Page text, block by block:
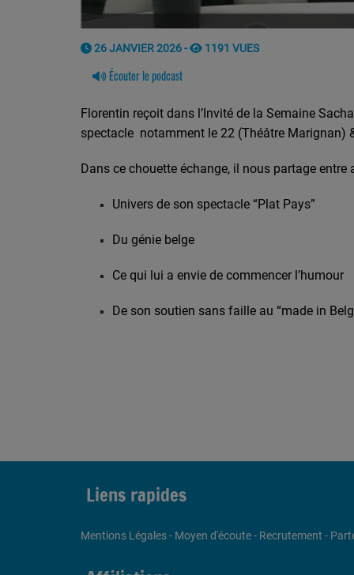
26 JANVIER 2026 - 1191 VUES
Écouter le podcast
Florentin reçoit dans l’Invité de la Semaine
spectacle notamment le 22 (Théâtre Marignan)
Dans ce chouette échange, il nous partage entre
Univers de son spectacle “Plat Pays”
Du génie belge
Ce qui lui a envie de commencer l’humour
De son soutien sans faille au “made in
Liens rapides
Mentions Légales- Moyen d'écoute- Recrutement -